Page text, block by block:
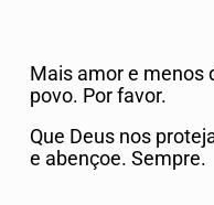
Mais amor e menos
povo. Por favor.
Que Deus nos
e abençoe. Sempre.